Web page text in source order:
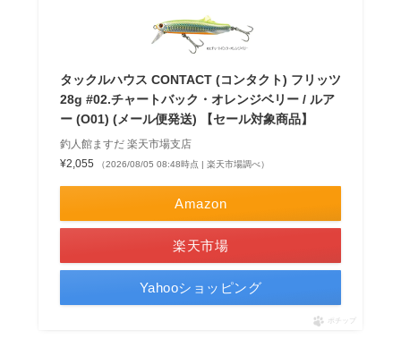
タックルハウス CONTACT (コンタクト) フリッツ
28g #02.チャートバック・オレンジベリー / ルア
ー (O01) (メール便発送) 【セール対象商品】
釣人館ますだ 楽天市場支店
¥2,055
（2026/08/05 08:48時点 | 楽天市場調べ）
Amazon
楽天市場
Yahooショッピング
ポチップ